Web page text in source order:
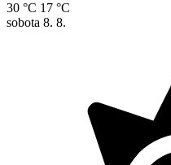
30 °C 17 °C
sobota 8. 8.